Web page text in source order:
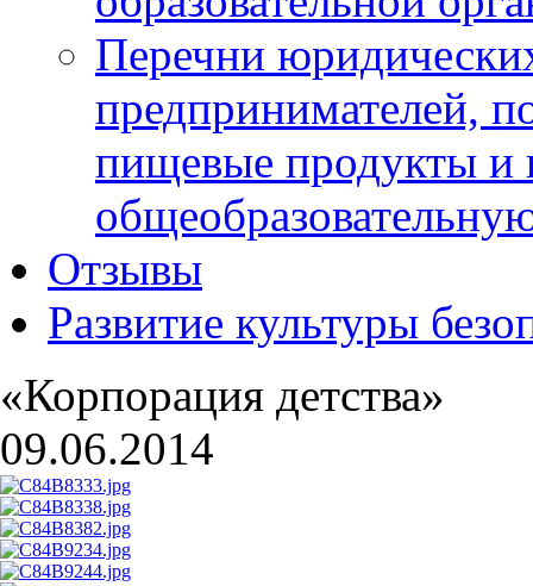
Перечни
предпринимателей,
пищевые продукты и
Отзывы
Развитие культуры
«Корпорация детства»
09.06.2014